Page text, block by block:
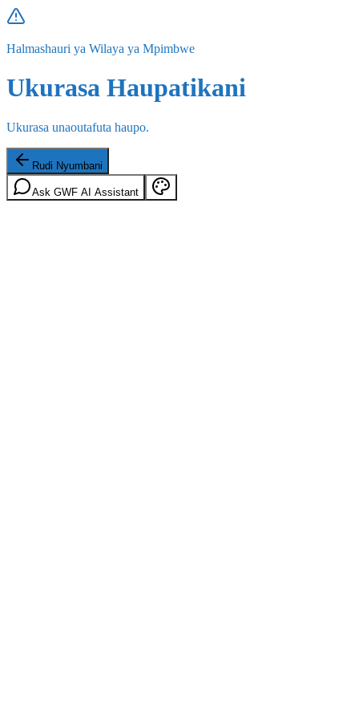
Halmashauri ya Wilaya ya Mpimbwe
Ukurasa Haupatikani
Ukurasa unaoutafuta haupo.
Rudi Nyumbani
Ask GWF AI Assistant